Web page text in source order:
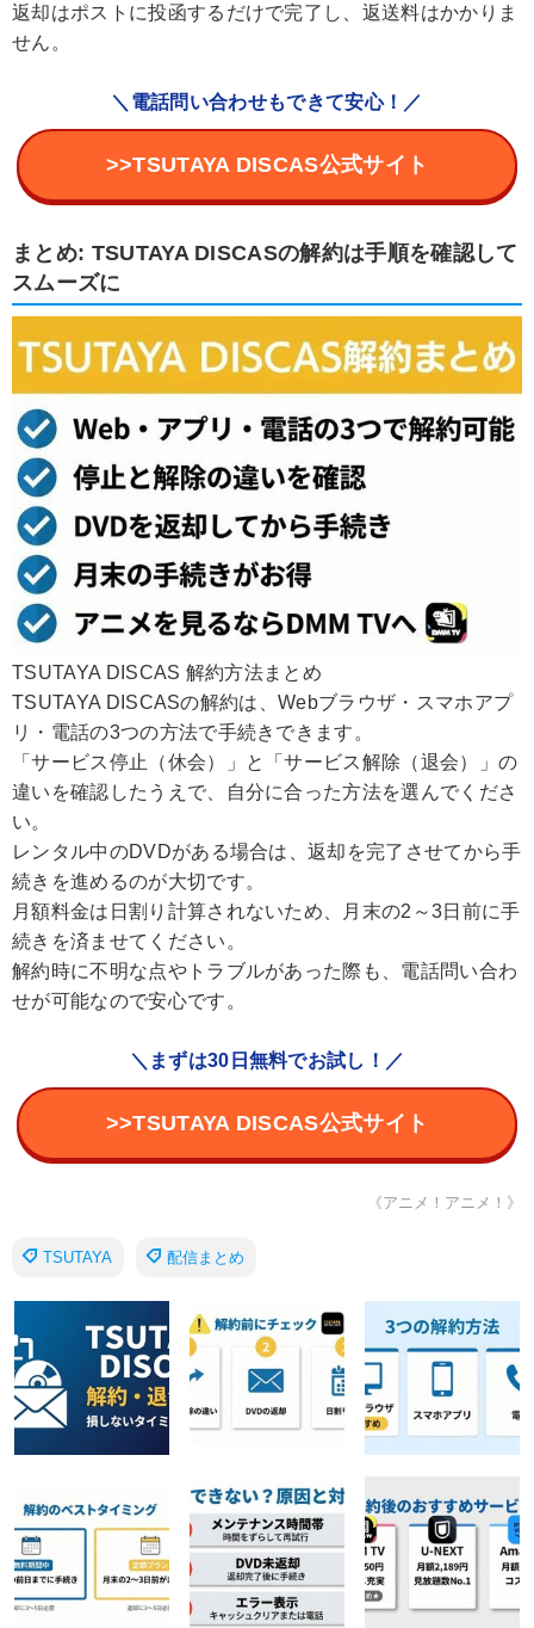
返却はポストに投函するだけで完了し、返送料はかかりま
せん。
＼電話問い合わせもできて安心！／
>>TSUTAYA DISCAS公式サイト
まとめ: TSUTAYA DISCASの解約は手順を確認して
スムーズに
TSUTAYA DISCAS 解約方法まとめ
TSUTAYA DISCASの解約は、Webブラウザ・スマホアプ
リ・電話の3つの方法で手続きできます。
「サービス停止（休会）」と「サービス解除（退会）」の
違いを確認したうえで、自分に合った方法を選んでくださ
い。
レンタル中のDVDがある場合は、返却を完了させてから手
続きを進めるのが大切です。
月額料金は日割り計算されないため、月末の2～3日前に手
続きを済ませてください。
解約時に不明な点やトラブルがあった際も、電話問い合わ
せが可能なので安心です。
＼まずは30日無料でお試し！／
>>TSUTAYA DISCAS公式サイト
《アニメ！アニメ！》
TSUTAYA 配信まとめ